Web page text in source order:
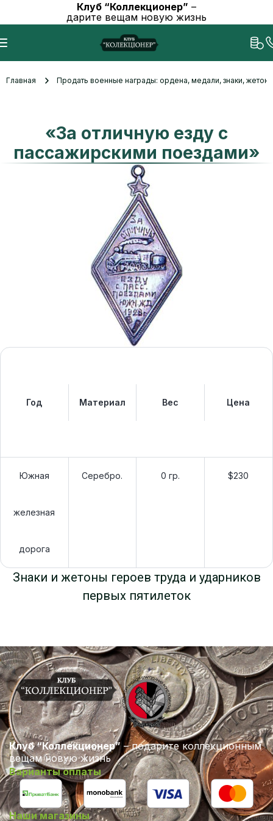
Клуб “Коллекционер” –
дарите вещам новую жизнь
Главная Продать военные награды: ордена, медали, знаки,
«За отличную езду с
пассажирскими поездами»
Год Материал Вес Цена
Южная
железная
дорога
Серебро. 0 гр. $230
Знаки и жетоны героев труда и ударников
первых пятилеток
Клуб “Коллекционер” – подарите коллекционным
вещам новую жизнь
Варианты оплаты
Наши магазины